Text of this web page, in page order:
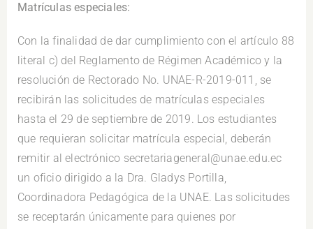
Matrículas especiales:
Con la finalidad de dar cumplimiento con el artículo 88
literal c) del Reglamento de Régimen Académico y la
resolución de Rectorado No. UNAE-R-2019-011, se
recibirán las solicitudes de matrículas especiales
hasta el 29 de septiembre de 2019. Los estudiantes
que requieran solicitar matrícula especial, deberán
remitir al electrónico secretariageneral@unae.edu.ec
un oficio dirigido a la Dra. Gladys Portilla,
Coordinadora Pedagógica de la UNAE. Las solicitudes
se receptarán únicamente para quienes por